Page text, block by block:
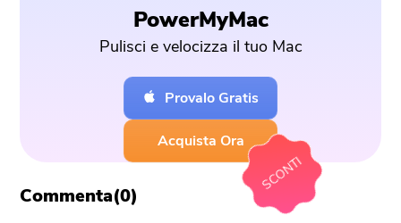
PowerMyMac
Pulisci e velocizza il tuo Mac
Provalo Gratis
Acquista Ora
SCONTI
Commenta(0)